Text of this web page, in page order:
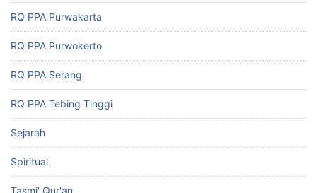
RQ PPA Purwakarta
RQ PPA Purwokerto
RQ PPA Serang
RQ PPA Tebing Tinggi
Sejarah
Spiritual